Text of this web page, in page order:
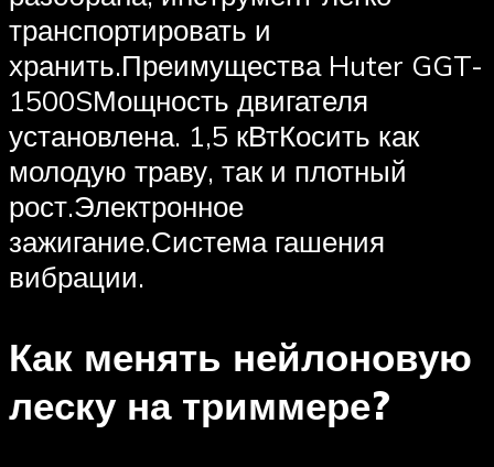
транспортировать и
хранить.Преимущества Huter GGT-
1500SМощность двигателя
установлена. 1,5 кВтКосить как
молодую траву, так и плотный
рост.Электронное
зажигание.Система гашения
вибрации.
Как менять нейлоновую
леску на триммере?